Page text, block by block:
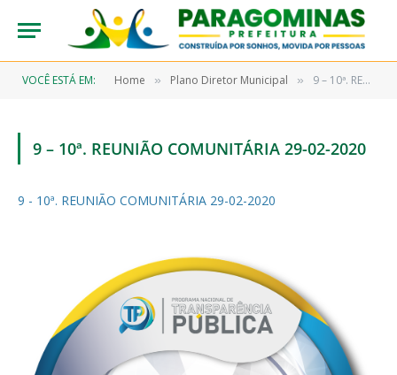
VOCÊ ESTÁ EM: Home » Plano Diretor Municipal » 9 – 10ª. REUNIÃO COMUNITÁRIA 29-02-2020
9 – 10ª. REUNIÃO COMUNITÁRIA 29-02-2020
9 - 10ª. REUNIÃO COMUNITÁRIA 29-02-2020